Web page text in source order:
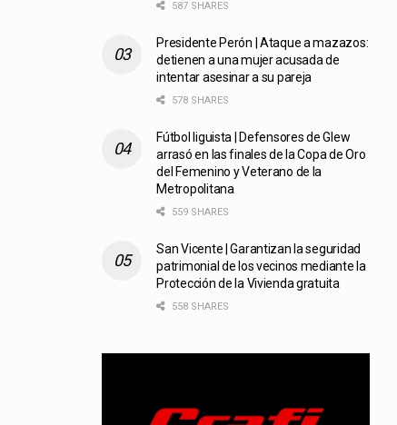
587 SHARES
Presidente Perón | Ataque a mazazos:
detienen a una mujer acusada de
intentar asesinar a su pareja
578 SHARES
Fútbol liguista | Defensores de Glew
arrasó en las finales de la Copa de Oro
del Femenino y Veterano de la
Metropolitana
559 SHARES
San Vicente | Garantizan la seguridad
patrimonial de los vecinos mediante la
Protección de la Vivienda gratuita
558 SHARES